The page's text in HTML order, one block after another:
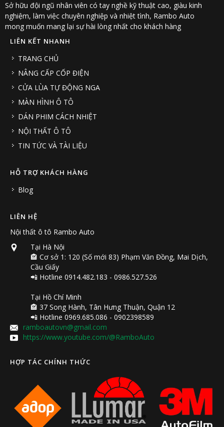
Sở hữu đội ngũ nhân viên có tay nghề kỹ thuật cao, giàu kinh
nghiệm, làm việc chuyên nghiệp và nhiệt tình, Rambo Auto
mong muốn mang lại sự hài lòng nhất cho khách hàng
LIÊN KẾT NHANH
TRANG CHỦ
NÂNG CẤP CỐP ĐIỆN
CỬA LÙA TỰ ĐỘNG NGA
MÀN HÌNH Ô TÔ
DÁN PHIM CÁCH NHIỆT
NỘI THẤT Ô TÔ
TIN TỨC VÀ TÀI LIỆU
HỖ TRỢ KHÁCH HÀNG
Blog
LIÊN HỆ
Nội thất ô tô Rambo Auto
Tại Hà Nội
🏤 Cơ sở 1: 120 (Số mới 83) Phạm Văn Đồng, Mai Dịch,
Cầu Giấy
📲 Hotline 0914.482.183 - 0986.527.526
Tại Hồ Chí Minh
🏤 37 Song Hành, Tân Hưng Thuận, Quận 12
📲 Hotline 0969.685.086 - 0902398589
ramboautovn@gmail.com
https://www.youtube.com/@RamboAuto
HỢP TÁC CHÍNH THỨC